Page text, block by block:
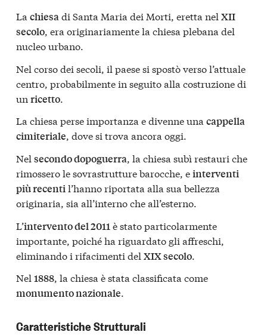
La chiesadi Santa Maria dei Morti, eretta nel XII
secolo, era originariamente la chiesa plebana del
nucleo urbano.
Nel corso dei secoli, il paese si spostò verso l’attuale
centro, probabilmente in seguito alla costruzione di
un ricetto.
La chiesa perse importanza e divenne una cappella
cimiteriale, dove si trova ancora oggi.
Nel secondo dopoguerra, la chiesa subì restauri che
rimossero le sovrastrutture barocche, einterventi
più recentil’hanno riportata alla sua bellezza
originaria, sia all’interno che all’esterno.
L’intervento del 2011è stato particolarmente
importante, poiché ha riguardato gli affreschi,
eliminando i rifacimenti del XIX secolo.
Nel 1888, la chiesa è stata classificata come
monumento nazionale.
Caratteristiche Strutturali